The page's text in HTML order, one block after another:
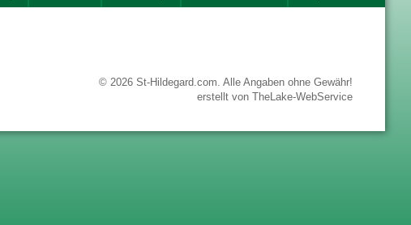
© 2026 St-Hildegard.com. Alle Angaben ohne Gewähr!
erstellt von TheLake-WebService